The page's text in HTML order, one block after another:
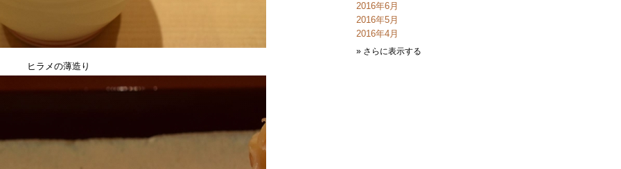
ヒラメの薄造り
2016年6月
2016年5月
2016年4月
» さらに表示する